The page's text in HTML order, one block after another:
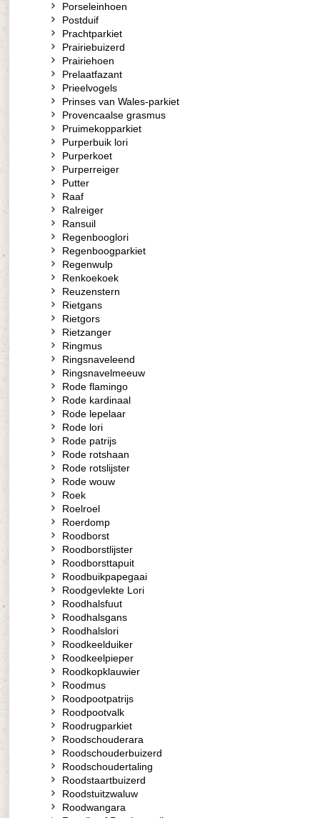
Porseleinhoen
Postduif
Prachtparkiet
Prairiebuizerd
Prairiehoen
Prelaatfazant
Prieelvogels
Prinses van Wales-parkiet
Provencaalse grasmus
Pruimekopparkiet
Purperbuik lori
Purperkoet
Purperreiger
Putter
Raaf
Ralreiger
Ransuil
Regenbooglori
Regenboogparkiet
Regenwulp
Renkoekoek
Reuzenstern
Rietgans
Rietgors
Rietzanger
Ringmus
Ringsnaveleend
Ringsnavelmeeuw
Rode flamingo
Rode kardinaal
Rode lepelaar
Rode lori
Rode patrijs
Rode rotshaan
Rode rotslijster
Rode wouw
Roek
Roelroel
Roerdomp
Roodborst
Roodborstlijster
Roodborsttapuit
Roodbuikpapegaai
Roodgevlekte Lori
Roodhalsfuut
Roodhalsgans
Roodhalslori
Roodkeelduiker
Roodkeelpieper
Roodkopklauwier
Roodmus
Roodpootpatrijs
Roodpootvalk
Roodrugparkiet
Roodschouderara
Roodschouderbuizerd
Roodschoudertaling
Roodstaartbuizerd
Roodstuitzwaluw
Roodwangara